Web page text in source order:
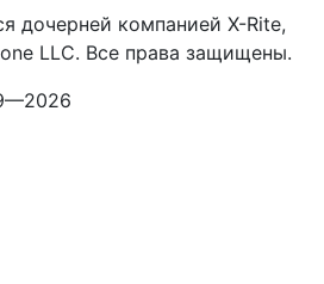
дочерней компанией X-Rite,
LLC. Все права защищены.